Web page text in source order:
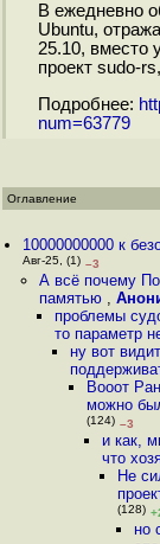
В ежедневно
Ubuntu,
25.10, вместо
проект sudo-
Подробнее:
num=63779
Оглавление
10000000000 к
Авг-25, (1) –3
А всё почему
памятью ,
проблемы
то параметр
ну вот
Вооот
можно
(124) –3
и как,
что
Не
(128)
но